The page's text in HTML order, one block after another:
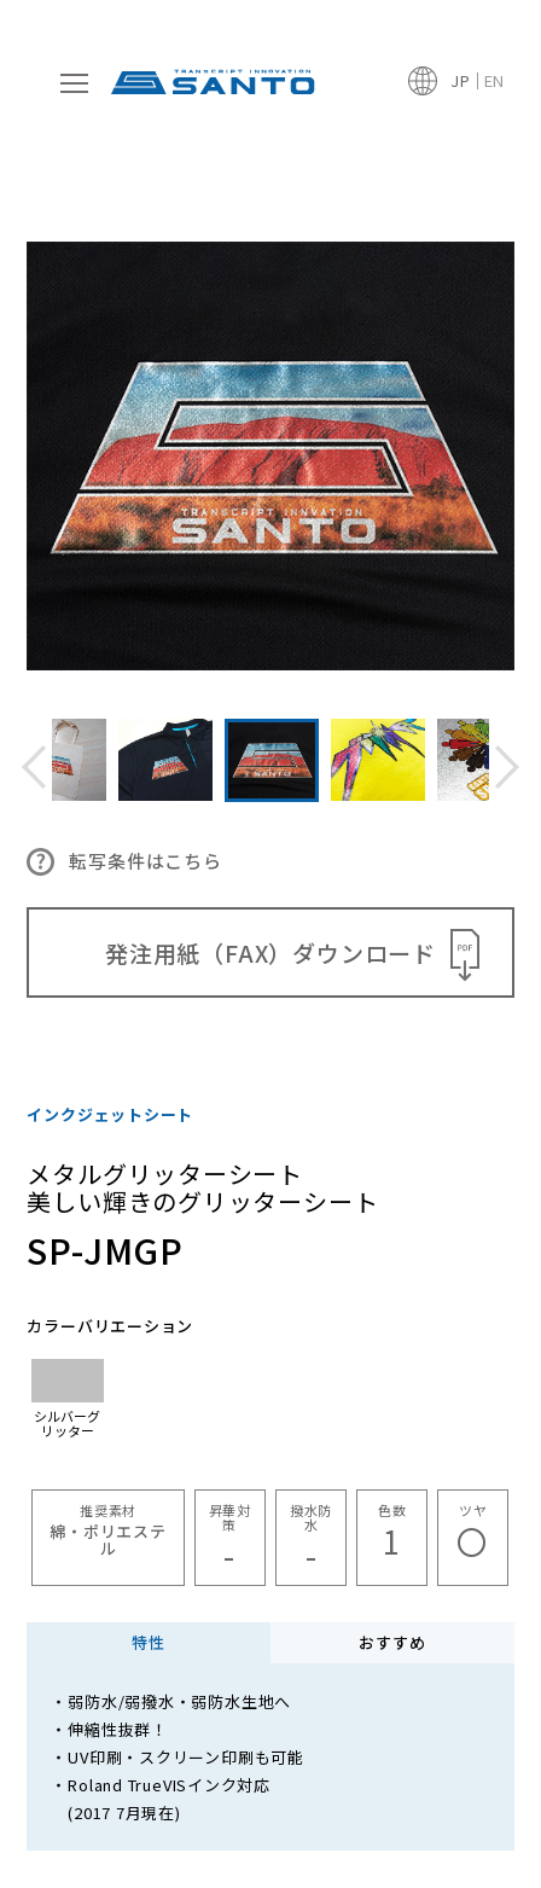
JP EN
転写条件はこちら
発注用紙（FAX）ダウンロード
インクジェットシート
メタルグリッターシート
美しい輝きのグリッターシート
SP-JMGP
カラーバリエーション
シルバーグ
リッター
推奨素材
綿・ポリエステ
ル
昇華対
策
-
撥水防
水
-
色数
1
ツヤ
〇
特性 おすすめ
・弱防水/弱撥水・弱防水生地へ
・伸縮性抜群！
・UV印刷・スクリーン印刷も可能
・Roland TrueVISインク対応
(2017 7月現在)